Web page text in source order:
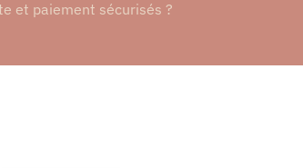
et paiement sécurisés ?